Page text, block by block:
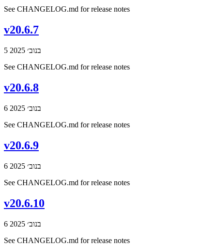
See CHANGELOG.md for release notes
v20.6.7
5 בנוב׳ 2025
See CHANGELOG.md for release notes
v20.6.8
6 בנוב׳ 2025
See CHANGELOG.md for release notes
v20.6.9
6 בנוב׳ 2025
See CHANGELOG.md for release notes
v20.6.10
6 בנוב׳ 2025
See CHANGELOG.md for release notes